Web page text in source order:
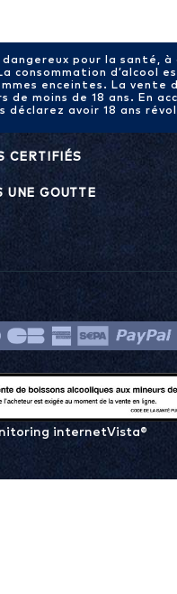
pour la santé, à
consommation d’alcool
enceintes. La vente
de moins de 18 ans. En
déclarez avoir 18 ans
CERTIFIÉS
UNE GOUTTE
internetVista®